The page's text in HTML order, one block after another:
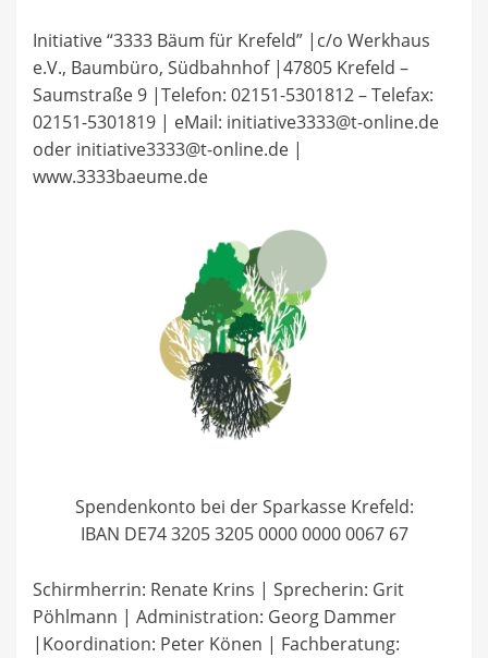
Initiative “3333 Bäum für Krefeld” |c/o Werkhaus
e.V., Baumbüro, Südbahnhof |47805 Krefeld –
Saumstraße 9 |Telefon: 02151-5301812 – Telefax:
02151-5301819 | eMail: initiative3333@t-online.de
oder initiative3333@t-online.de |
www.3333baeume.de
Spendenkonto bei der Sparkasse Krefeld:
IBAN DE74 3205 3205 0000 0000 0067 67
Schirmherrin: Renate Krins | Sprecherin: Grit
Pöhlmann | Administration: Georg Dammer
|Koordination: Peter Könen | Fachberatung: